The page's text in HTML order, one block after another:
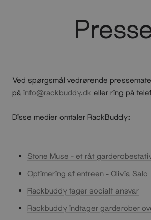
Ved spørgsmål vedrørende
på info@rackbuddy.dk eller ring på
Disse medier omtaler RackBuddy:
Stone Muse - et råt
Optimering af entreen - Olivia Salo
Rackbuddy tager socialt ansvar
Rackbuddy indtager garderober